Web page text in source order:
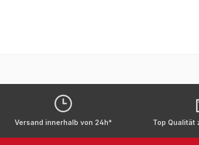
Versand innerhalb von 24h* Top Qualität